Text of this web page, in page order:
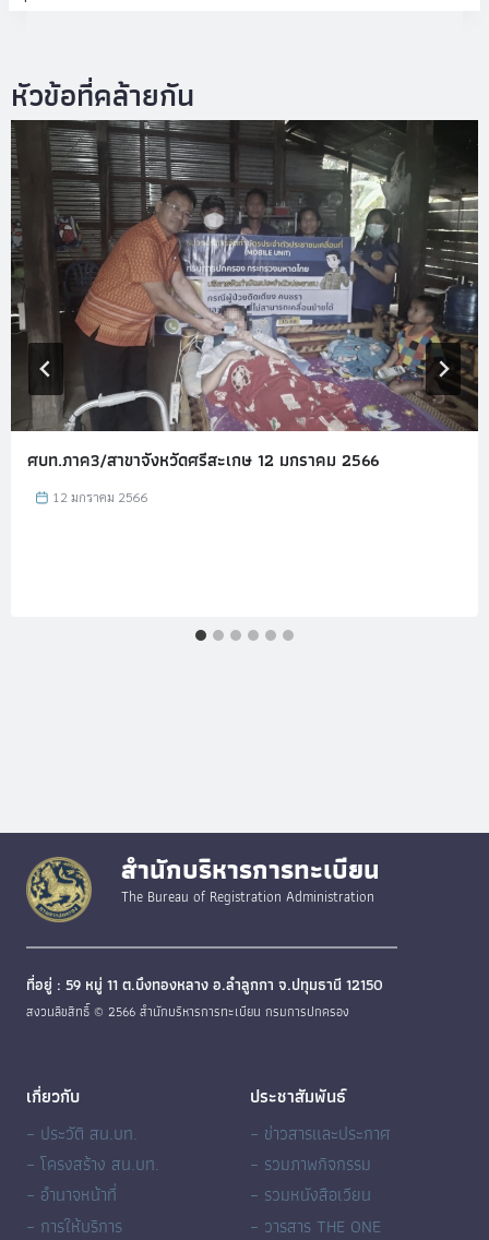
ศบท.ภาค3/สาขาจังหวัดศรีสะเกษ 12 มกราคม 2566
12 มกราคม 2566
สำนักบริหารการทะเบียน
The Bureau of Registration Administration
ที่อยู่ : 59 หมู่ 11 ต.บึงทองหลาง อ.ลำลูกกา จ.ปทุมธานี 12150
สงวนลิขสิทธิ์ © 2566 สำนักบริหารการทะเบียน กรมการปกครอง
เกี่ยวกับ
– ประวัติ สน.บท.
– โครงสร้าง สน.บท.
– อำนาจหน้าที่
– การให้บริการ
ประชาสัมพันธ์
– ข่าวสารและประกาศ
– รวมภาพกิจกรรม
– รวมหนังสือเวียน
– วารสาร THE ONE